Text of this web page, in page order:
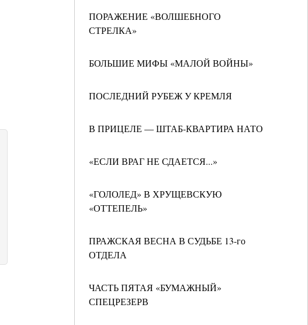
ПОРАЖЕНИЕ «ВОЛШЕБНОГО
СТРЕЛКА»
БОЛЬШИЕ МИФЫ «МАЛОЙ ВОЙНЫ»
ПОСЛЕДНИЙ РУБЕЖ У КРЕМЛЯ
В ПРИЦЕЛЕ — ШТАБ-КВАРТИРА НАТО
«ЕСЛИ ВРАГ НЕ СДАЕТСЯ...»
«ГОЛОЛЕД» В ХРУЩЕВСКУЮ
«ОТТЕПЕЛЬ»
ПРАЖСКАЯ ВЕСНА В СУДЬБЕ 13-го
ОТДЕЛА
ЧАСТЬ ПЯТАЯ «БУМАЖНЫЙ»
СПЕЦРЕЗЕРВ